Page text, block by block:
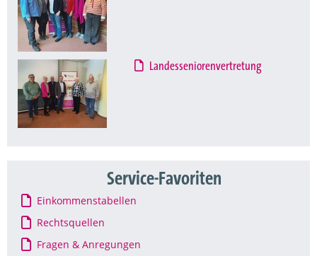
Landesseniorenvertretung
Service-Favoriten
Einkommenstabellen
Rechtsquellen
Fragen & Anregungen